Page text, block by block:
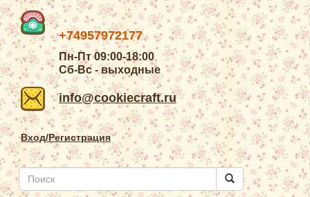
+74957972177
Пн-Пт 09:00-18:00
Сб-Вс - выходные
info@cookiecraft.ru
Вход/Регистрация